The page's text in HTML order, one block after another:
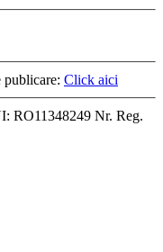
publicare: Click aici
RO11348249 Nr. Reg.